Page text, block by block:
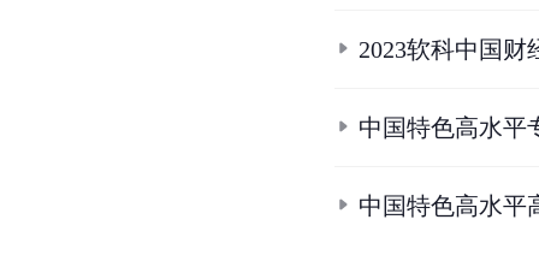
2023软科中国财
中国特色高水平
中国特色高水平